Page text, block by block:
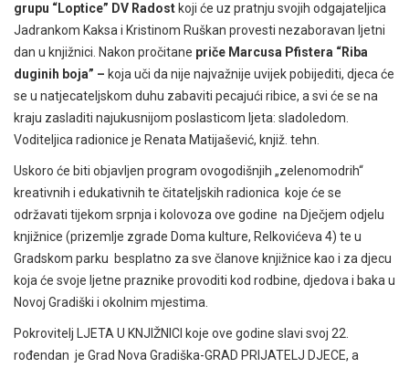
grupu “Loptice” DV Radost koji će uz pratnju svojih odgajateljica
Jadrankom Kaksa i Kristinom Ruškan provesti nezaboravan ljetni
dan u knjižnici. Nakon pročitane priče Marcusa Pfistera “Riba
duginih boja” – koja uči da nije najvažnije uvijek pobijediti, djeca će
se u natjecateljskom duhu zabaviti pecajući ribice, a svi će se na
kraju zasladiti najukusnijom poslasticom ljeta: sladoledom.
Voditeljica radionice je Renata Matijašević, knjiž. tehn.
Uskoro će biti objavljen program ovogodišnjih „zelenomodrih“
kreativnih i edukativnih te čitateljskih radionica koje će se
održavati tijekom srpnja i kolovoza ove godine na Dječjem odjelu
knjižnice (prizemlje zgrade Doma kulture, Relkovićeva 4) te u
Gradskom parku besplatno za sve članove knjižnice kao i za djecu
koja će svoje ljetne praznike provoditi kod rodbine, djedova i baka u
Novoj Gradiški i okolnim mjestima.
Pokrovitelj LJETA U KNJIŽNICI koje ove godine slavi svoj 22.
rođendan je Grad Nova Gradiška-GRAD PRIJATELJ DJECE, a